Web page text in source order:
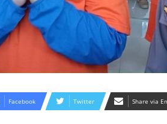
Facebook Twitter Share via